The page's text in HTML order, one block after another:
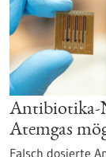
Antibiotika-
Atemgas
Falsch dosierte